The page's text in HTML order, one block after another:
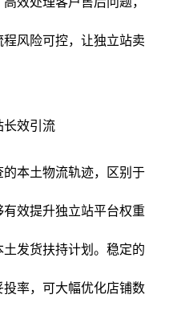
风险可控，让独立站卖
长效引流
本土物流轨迹，区别于
效提升独立站平台权重
发货扶持计划。稳定的
率，可大幅优化店铺数